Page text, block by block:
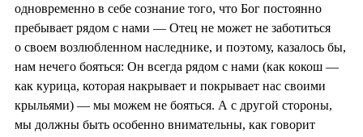
одновременно в себе сознание того, что Бог постоянно
пребывает рядом с нами — Отец не может не заботиться
о своем возлюбленном наследнике, и поэтому, казалось бы,
нам нечего бояться: Он всегда рядом с нами (как кокош —
как курица, которая накрывает и покрывает нас своими
крыльями) — мы можем не бояться. А с другой стороны,
мы должны быть особенно внимательны, как говорит